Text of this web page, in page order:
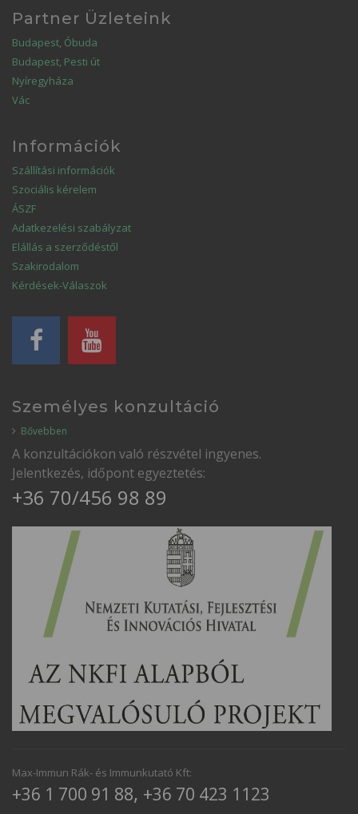
Partner Üzleteink
Budapest, Óbuda
Budapest, Pesti út
Nyíregyháza
Vác
Információk
Szállítási információk
Szociális kérelem
ÁSZF
Adatkezelési szabályzat
Elállás a szerződéstől
Szakirodalom
Kérdések-Válaszok
Személyes konzultáció
Bővebben
A konzultációkon való részvétel ingyenes.
Jelentkezés, időpont egyeztetés:
+36 70/456 98 89
Max-Immun Rák- és Immunkutató Kft:
+36 1 700 91 88, +36 70 423 1123